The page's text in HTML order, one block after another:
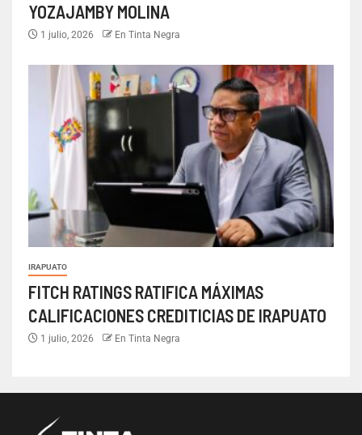
YOZAJAMBY MOLINA
1 julio, 2026 En Tinta Negra
IRAPUATO
FITCH RATINGS RATIFICA MÁXIMAS
CALIFICACIONES CREDITICIAS DE IRAPUATO
1 julio, 2026 En Tinta Negra